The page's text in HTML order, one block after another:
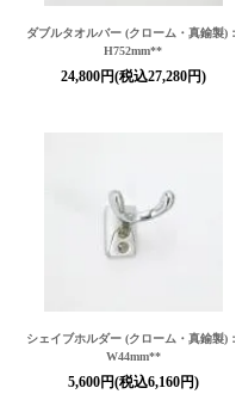
ダブルタオルバー (クローム・真鍮製)：
H752mm**
24,800円(税込27,280円)
シェイブホルダー (クローム・真鍮製)：
W44mm**
5,600円(税込6,160円)